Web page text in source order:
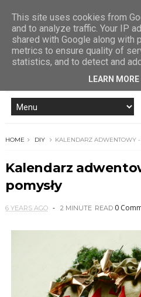
HOME DIY KALENDARZ ADWENTOWY
Kalendarz
pomysły
6 YEARS AGO 2 MINUTE READ 0
This site uses cookies from
and to analyze traffic. Your IP
shared with Google along with
metrics to ensure quality of
statistics, and to detect and
LEARN MORE